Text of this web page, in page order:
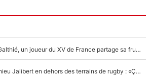
Mis de côté par Fabien Galthié, un joueur du XV de France partage sa frustration : «ils ne me l’ont pas dit tout de suite»
La raison d'être de Matthieu Jalibert en dehors des terrains de rugby : «Ça m'atteint autant que si tu touches à un membre de ma famille»